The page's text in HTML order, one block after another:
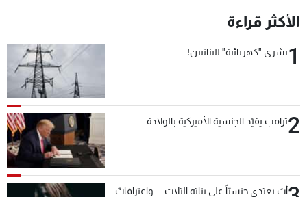
الأكثر قراءة
1بشرى "كهربائية" للبنانيين!
2ترامب يقيّد الجنسية الأميركية بالولادة
أبٌ يعتدي جنسيّاً على بناته الثلاث… واعترافاتٌ